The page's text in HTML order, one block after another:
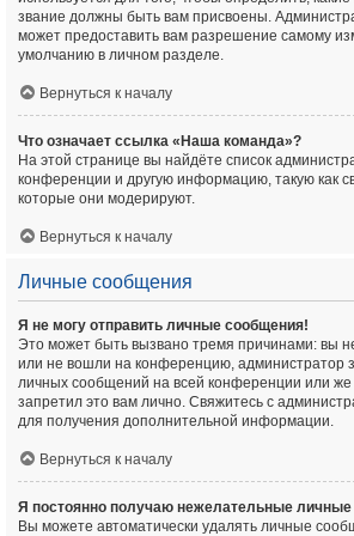
звание должны быть вам присвоены.
может предоставить вам разрешение самому
умолчанию в личном разделе.
Вернуться к началу
Что означает ссылка «Наша команда»?
На этой странице вы найдёте список
конференции и другую информацию, такую как
которые они модерируют.
Вернуться к началу
Личные сообщения
Я не могу отправить личные сообщения!
Это может быть вызвано тремя причинами: вы
или не вошли на конференцию, администратор
личных сообщений на всей конференции или
запретил это вам лично. Свяжитесь с
для получения дополнительной информации.
Вернуться к началу
Я постоянно получаю нежелательные
Вы можете автоматически удалять личные